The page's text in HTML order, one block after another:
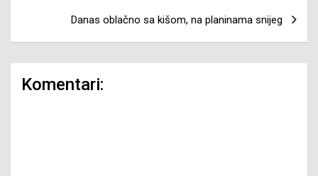
Danas oblačno sa kišom, na planinama snijeg
Komentari: